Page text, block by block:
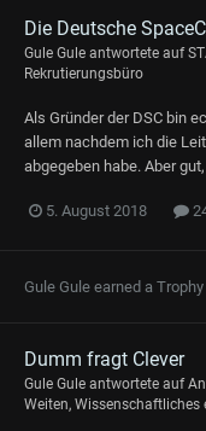
Die Deutsche
Gule Gule antwortete auf
Rekrutierungsbüro
Als Gründer der DSC bin
allem nachdem ich die
abgegeben habe. Aber
5. August 2018
Gule Gule earned a
Dumm fragt Clever
Gule Gule antwortete auf
Weiten, Wissenschaftliches